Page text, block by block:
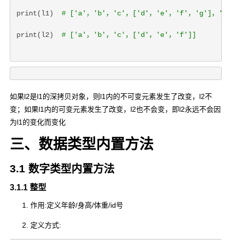
print(l1) # ['a'，'b'，'c'，['d'，'e'，'f'，'g']，
print(l2) # ['a'，'b'，'c'，['d'，'e'，'f']]
如果l2是l1的深拷贝对象，则l1内的不可变元素发生了改变，l2不
变；如果l1内的可变元素发生了改变，l2也不会变，即l2永远不会因
为l1的变化而变化
三、数据类型内置方法
3.1 数字类型内置方法
3.1.1 整型
作用:定义年龄/身高/体重/id号
定义方式: